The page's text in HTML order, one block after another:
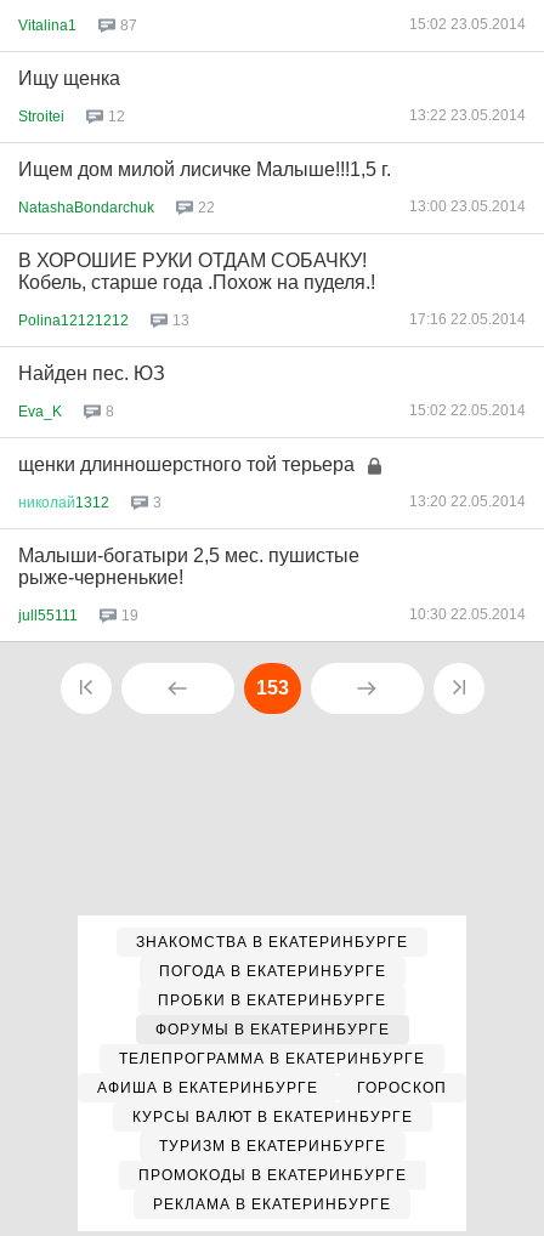
Vitalina1 87 15:02 23.05.2014
Ищу щенка
Stroitei 12 13:22 23.05.2014
Ищем дом милой лисичке Малыше!!!1,5 г.
NatashaBondarchuk 22 13:00 23.05.2014
В ХОРОШИЕ РУКИ ОТДАМ СОБАЧКУ!
Кобель, старше года .Похож на пуделя.!
Polina12121212 13 17:16 22.05.2014
Найден пес. ЮЗ
Eva_K 8 15:02 22.05.2014
щенки длинношерстного той терьера
николай1312 3 13:20 22.05.2014
Малыши-богатыри 2,5 мес. пушистые
рыже-черненькие!
jull55111 19 10:30 22.05.2014
153
ЗНАКОМСТВА В ЕКАТЕРИНБУРГЕ
ПОГОДА В ЕКАТЕРИНБУРГЕ
ПРОБКИ В ЕКАТЕРИНБУРГЕ
ФОРУМЫ В ЕКАТЕРИНБУРГЕ
ТЕЛЕПРОГРАММА В ЕКАТЕРИНБУРГЕ
АФИША В ЕКАТЕРИНБУРГЕ
ГОРОСКОП
КУРСЫ ВАЛЮТ В ЕКАТЕРИНБУРГЕ
ТУРИЗМ В ЕКАТЕРИНБУРГЕ
ПРОМОКОДЫ В ЕКАТЕРИНБУРГЕ
РЕКЛАМА В ЕКАТЕРИНБУРГЕ